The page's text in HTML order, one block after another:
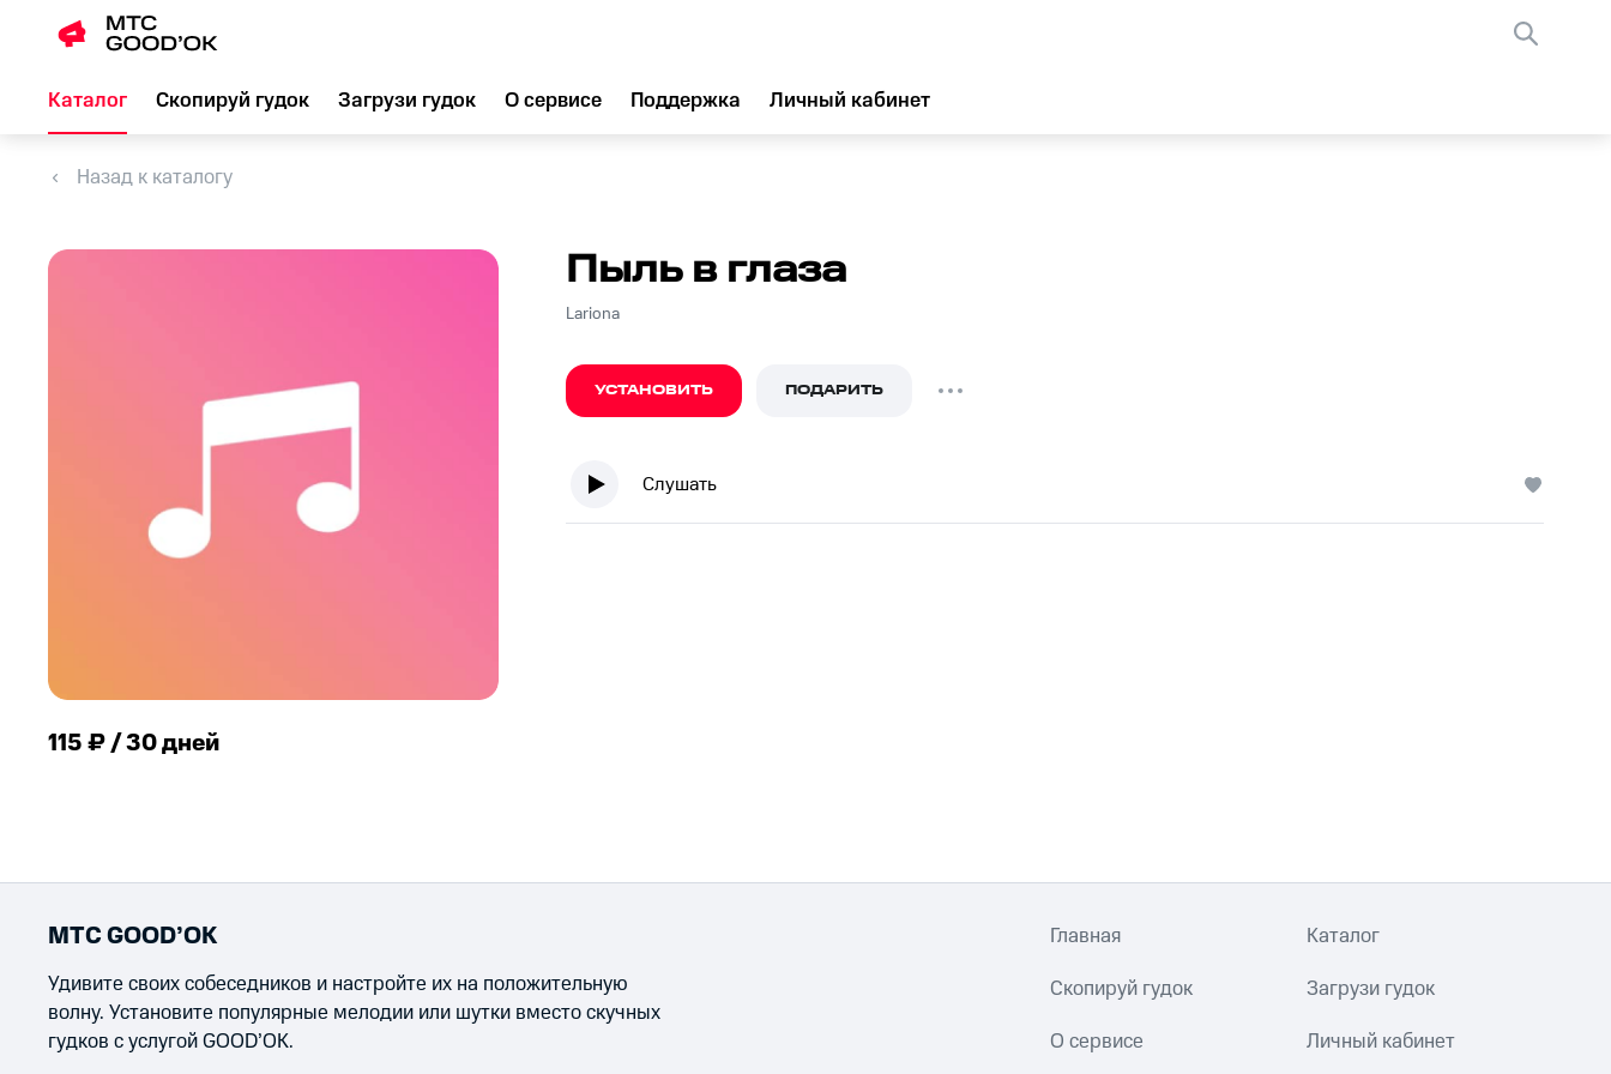
Каталог Скопируй гудок Загрузи гудок О сервисе Поддержка Личный кабинет
Назад к каталогу
115 ₽ / 30 дней
Пыль в глаза
Lariona
УСТАНОВИТЬ ПОДАРИТЬ
Слушать
МТС GOOD’OK
Удивите своих собеседников и настройте их на положительную
волну. Установите популярные мелодии или шутки вместо скучных
гудков с услугой GOOD’OK.
Главная Каталог
Скопируй гудок Загрузи гудок
О сервисе Личный кабинет